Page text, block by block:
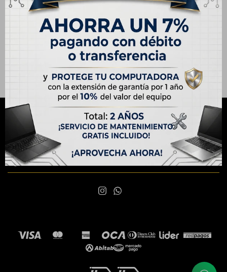
Filtrando por: Tablets Tablets Color:Plata
Quitar filtrosTe recomendamos quitar:
Tablets
NEWSLETTER
¡Suscribite y recibí todas nuestras novedades!
SUSCRIBIRME
 